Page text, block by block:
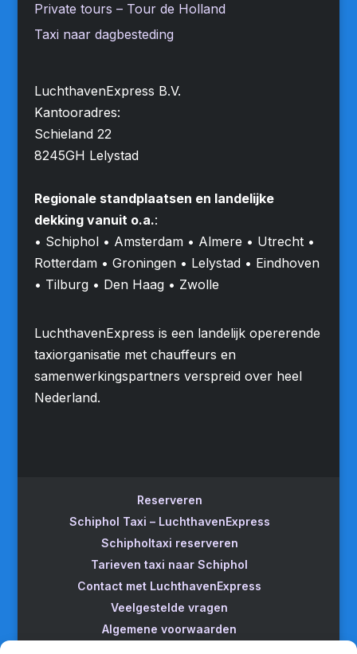
Private tours – Tour de Holland
Taxi naar dagbesteding
LuchthavenExpress B.V.
Kantooradres:
Schieland 22
8245GH Lelystad
Regionale standplaatsen en landelijke
dekking vanuit o.a.:
• Schiphol • Amsterdam • Almere • Utrecht •
Rotterdam • Groningen • Lelystad • Eindhoven
• Tilburg • Den Haag • Zwolle
LuchthavenExpress is een landelijk opererende
taxiorganisatie met chauffeurs en
samenwerkingspartners verspreid over heel
Nederland.
Reserveren
Schiphol Taxi – LuchthavenExpress
Schipholtaxi reserveren
Tarieven taxi naar Schiphol
Contact met LuchthavenExpress
Veelgestelde vragen
Algemene voorwaarden